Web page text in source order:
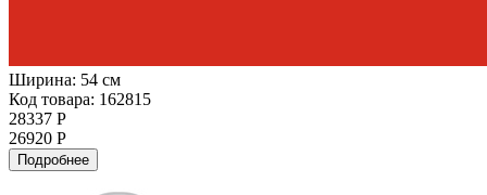
Ширина: 54 см
Код товара: 162815
28337 Р
26920 Р
Подробнее